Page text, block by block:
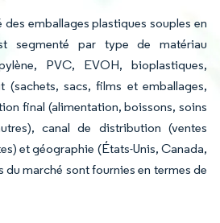
emballages plastiques souples en
segmenté par type de matériau
PVC, EVOH, bioplastiques,
(sachets, sacs, films et emballages,
final (alimentation, boissons, soins
canal de distribution (ventes
et géographie (États-Unis, Canada,
du marché sont fournies en termes de